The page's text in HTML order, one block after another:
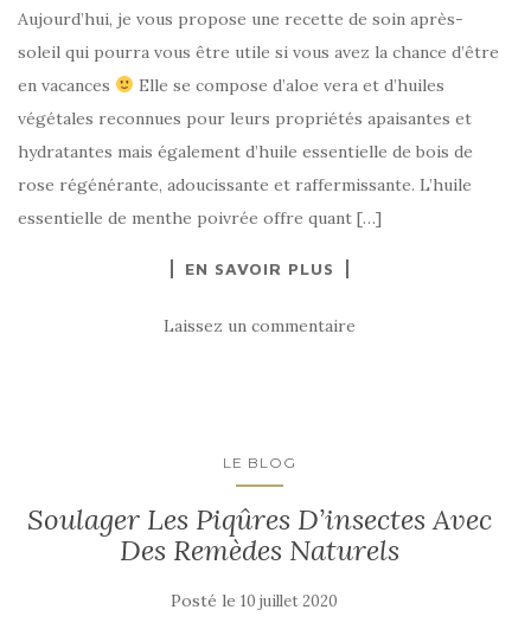
Aujourd’hui, je vous propose une recette de soin après-
soleil qui pourra vous être utile si vous avez la chance d’être
en vacances
Elle se compose d’aloe vera et d’huiles
végétales reconnues pour leurs propriétés apaisantes et
hydratantes mais également d’huile essentielle de bois de
rose régénérante, adoucissante et raffermissante. L’huile
essentielle de menthe poivrée offre quant […]
EN SAVOIR PLUS
Laissez un commentaire
LE BLOG
Soulager Les Piqûres D’insectes Avec
Des Remèdes Naturels
Posté le 10 juillet 2020